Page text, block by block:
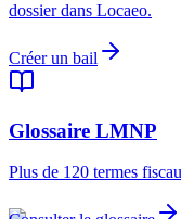
dossier dans Locaeo.
Créer un bail
Glossaire LMNP
Plus de 120 termes